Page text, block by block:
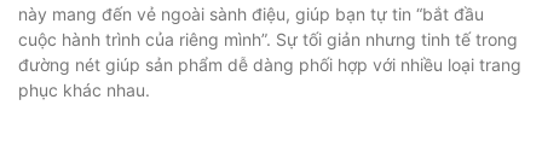
này mang đến vẻ ngoài sành điệu, giúp bạn tự tin “bắt đầu
cuộc hành trình của riêng mình”. Sự tối giản nhưng tinh tế trong
đường nét giúp sản phẩm dễ dàng phối hợp với nhiều loại trang
phục khác nhau.